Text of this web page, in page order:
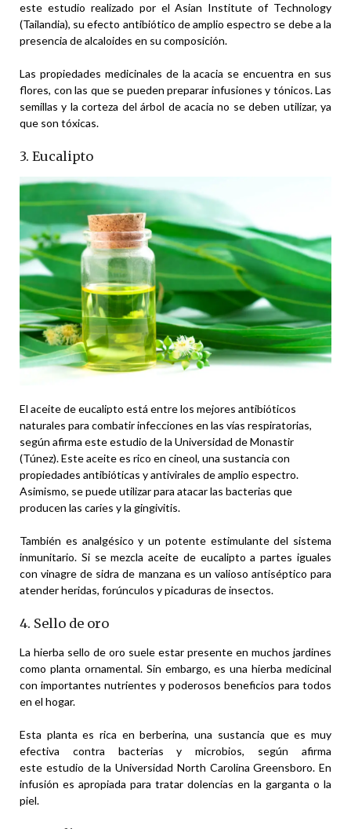
este estudio realizado por el Asian Institute of Technology
(Tailandia), su efecto antibiótico de amplio espectro se debe a la
presencia de alcaloides en su composición.
Las propiedades medicinales de la acacia se encuentra en sus
flores, con las que se pueden preparar infusiones y tónicos. Las
semillas y la corteza del árbol de acacia no se deben utilizar, ya
que son tóxicas.
3. Eucalipto
El aceite de eucalipto está entre los mejores antibióticos
naturales para combatir infecciones en las vías respiratorias,
según afirma este estudio de la Universidad de Monastir
(Túnez). Este aceite es rico en cineol, una sustancia con
propiedades antibióticas y antivirales de amplio espectro.
Asimismo, se puede utilizar para atacar las bacterias que
producen las caries y la gingivitis.
También es analgésico y un potente estimulante del sistema
inmunitario. Si se mezcla aceite de eucalipto a partes iguales
con vinagre de sidra de manzana es un valioso antiséptico para
atender heridas, forúnculos y picaduras de insectos.
4. Sello de oro
La hierba sello de oro suele estar presente en muchos jardines
como planta ornamental. Sin embargo, es una hierba medicinal
con importantes nutrientes y poderosos beneficios para todos
en el hogar.
Esta planta es rica en berberina, una sustancia que es muy
efectiva contra bacterias y microbios, según afirma
este estudio de la Universidad North Carolina Greensboro. En
infusión es apropiada para tratar dolencias en la garganta o la
piel.